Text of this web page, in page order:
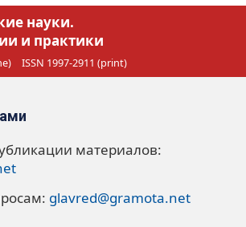
науки.
и практики
ISSN 1997-2911 (print)
материалов:
glavred@gramota.net